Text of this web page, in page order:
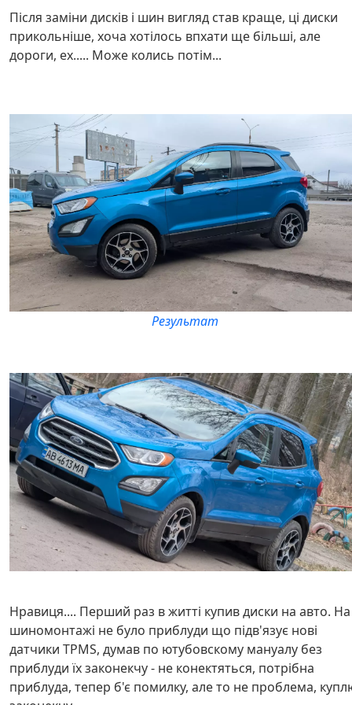
Після заміни дисків і шин вигляд став краще, ці диски
прикольніше, хоча хотілось впхати ще більші, але
дороги, ех..... Може колись потім...
Результат
Нравиця.... Перший раз в житті купив диски на авто. На
шиномонтажі не було приблуди що підв'язує нові
датчики TPMS, думав по ютубовскому мануалу без
приблуди їх законекчу - не конектяться, потрібна
приблуда, тепер б'є помилку, але то не проблема,